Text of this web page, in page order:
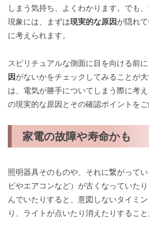
しまう気持ち、よくわかります。でも
現象には、まずは現実的な原因 が隠れ
に考えられます。
スピリチュアルな側面に目を向ける前
因 がないかをチェックしてみることが
は、電気が勝手についてしまう際に考
の現実的な原因とその確認ポイントをご
家電の故障や寿命かも
照明器具そのものや、それに繋がって
ビやエアコンなど）が古くなっていた
んでいたりすると、意図しないタイミ
り、ライトが点いたり消えたりすること